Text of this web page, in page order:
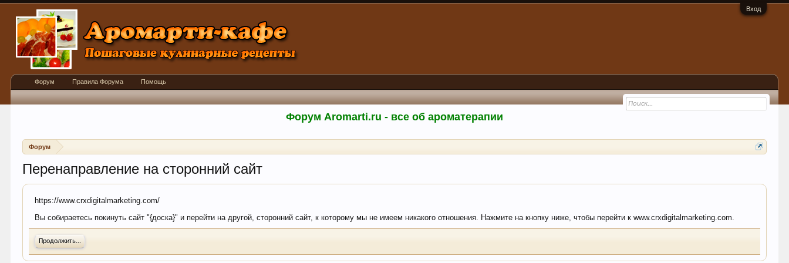
Вход
Форум Aromarti.ru - все об ароматерапии
Форум
Перенаправление на сторонний сайт
https://www.crxdigitalmarketing.com/
Вы собираетесь покинуть сайт "{доска}" и перейти на другой, сторонний сайт, к которому мы не имеем никакого отношения. Нажмите на кнопку ниже, чтобы перейти к www.crxdigitalmarketing.com.
Продолжить...
Форум Правила Форума Помощь